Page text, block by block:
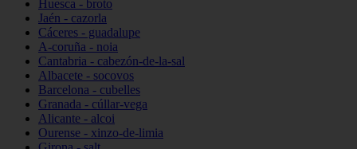
Huesca - broto
Jaén - cazorla
Cáceres - guadalupe
A-coruña - noia
Cantabria - cabezón-de-la-sal
Albacete - socovos
Barcelona - cubelles
Granada - cúllar-vega
Alicante - alcoi
Ourense - xinzo-de-limia